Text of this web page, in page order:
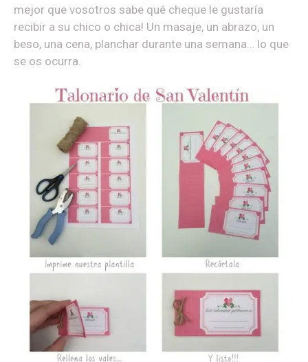
mejor que vosotros sabe qué cheque le gustaría
recibir a su chico o chica! Un masaje, un abrazo, un
beso, una cena, planchar durante una semana… lo que
se os ocurra.